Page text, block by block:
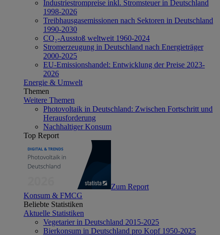
Industriestrompreise inkl. Stromsteuer in Deutschland
1998-2026
Treibhausgasemissionen nach Sektoren in Deutschland
1990-2030
CO₂-Ausstoß weltweit 1960-2024
Stromerzeugung in Deutschland nach Energieträger
2000-2025
EU-Emissionshandel: Entwicklung der Preise 2023-
2026
Energie & Umwelt
Themen
Weitere Themen
Photovoltaik in Deutschland: Zwischen Fortschritt und
Herausforderung
Nachhaltiger Konsum
Top Report
Zum Report
Konsum & FMCG
Beliebte Statistiken
Aktuelle Statistiken
Vegetarier in Deutschland 2015-2025
Bierkonsum in Deutschland pro Kopf 1950-2025